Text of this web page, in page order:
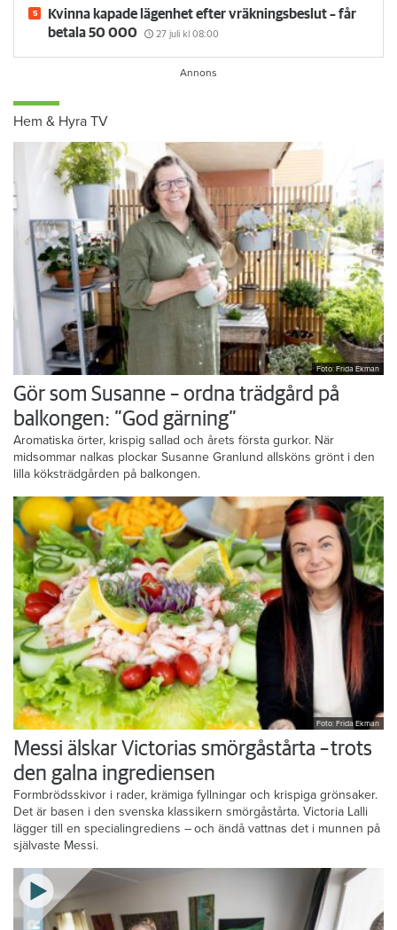
29 juli kl 08:30
Kvinna kapade lägenhet efter vräkningsbeslut – får
betala 50 000
27 juli kl 08:00
Hem & Hyra TV
Foto: Frida Ekman
Gör som Susanne – ordna trädgård på
balkongen: ”God gärning”
Aromatiska örter, krispig sallad och årets första gurkor. När
midsommar nalkas plockar Susanne Granlund allsköns grönt i den
lilla köksträdgården på balkongen.
Foto: Frida Ekman
Messi älskar Victorias smörgåstårta – trots
den galna ingrediensen
Formbrödsskivor i rader, krämiga fyllningar och krispiga grönsaker.
Det är basen i den svenska klassikern smörgåstårta. Victoria Lalli
lägger till en specialingrediens – och ändå vattnas det i munnen på
självaste Messi.